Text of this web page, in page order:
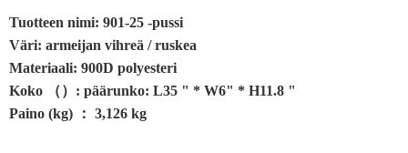
Tuotteen nimi: 901-25 -pussi
Väri: armeijan vihreä / ruskea
Materiaali: 900D polyesteri
Koko （）: päärunko: L35 " * W6" * H11.8 "
Paino (kg) ： 3,126 kg